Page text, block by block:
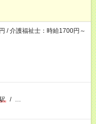
/ 介護福祉士：時給1700円～
/ …